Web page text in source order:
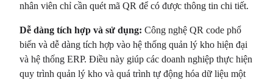
nhân viên chỉ cần quét mã QR để có được thông tin chi tiết.
Dễ dàng tích hợp và sử dụng: Công nghệ QR code phổ
biến và dễ dàng tích hợp vào hệ thống quản lý kho hiện đại
và hệ thống ERP. Điều này giúp các doanh nghiệp thực hiện
quy trình quản lý kho và quá trình tự động hóa dữ liệu một